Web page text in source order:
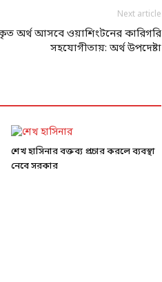
Next article
অর্থ আসবে ওয়াশিংটনের কারিগরি
সহযোগীতায়: অর্থ উপদেষ্টা
শেখ হাসিনার বক্তব্য প্রচার করলে ব্যবস্থা
নেবে সরকার